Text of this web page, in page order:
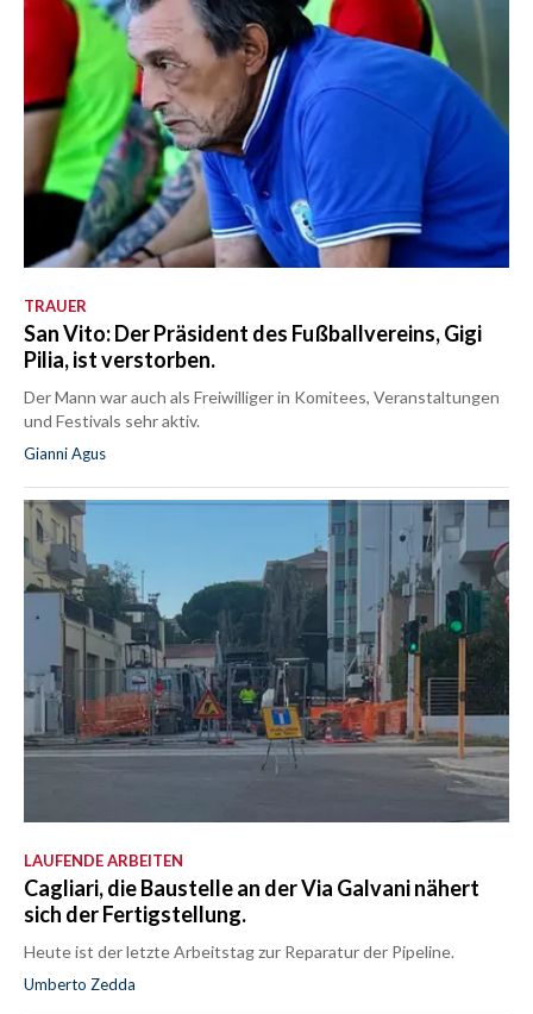
TRAUER
San Vito: Der Präsident des Fußballvereins, Gigi
Pilia, ist verstorben.
Der Mann war auch als Freiwilliger in Komitees, Veranstaltungen
und Festivals sehr aktiv.
Gianni Agus
LAUFENDE ARBEITEN
Cagliari, die Baustelle an der Via Galvani nähert
sich der Fertigstellung.
Heute ist der letzte Arbeitstag zur Reparatur der Pipeline.
Umberto Zedda